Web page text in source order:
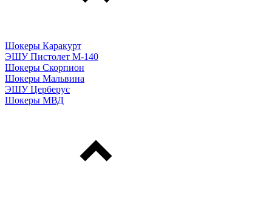
Шокеры Каракурт
ЭШУ Пистолет М-140
Шокеры Скорпион
Шокеры Мальвина
ЭШУ Церберус
Шокеры МВД